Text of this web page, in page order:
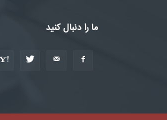
ما را دنبال کنید